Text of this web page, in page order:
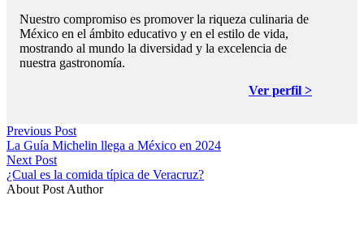
Nuestro compromiso es promover la riqueza culinaria de
México en el ámbito educativo y en el estilo de vida,
mostrando al mundo la diversidad y la excelencia de
nuestra gastronomía.
Ver perfil >
Previous Post
La Guía Michelin llega a México en 2024
Next Post
¿Cual es la comida típica de Veracruz?
About Post Author